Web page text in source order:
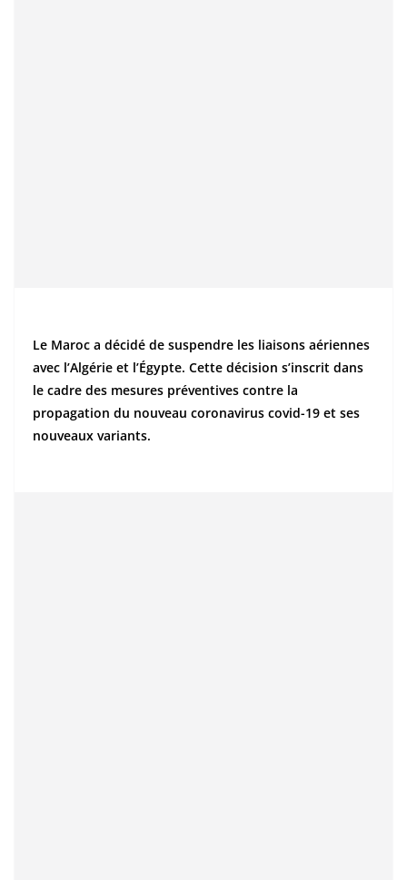
Le Maroc a décidé de suspendre les liaisons aériennes
avec l’Algérie et l’Égypte. Cette décision s’inscrit dans
le cadre des mesures préventives contre la
propagation du nouveau coronavirus covid-19 et ses
nouveaux variants.